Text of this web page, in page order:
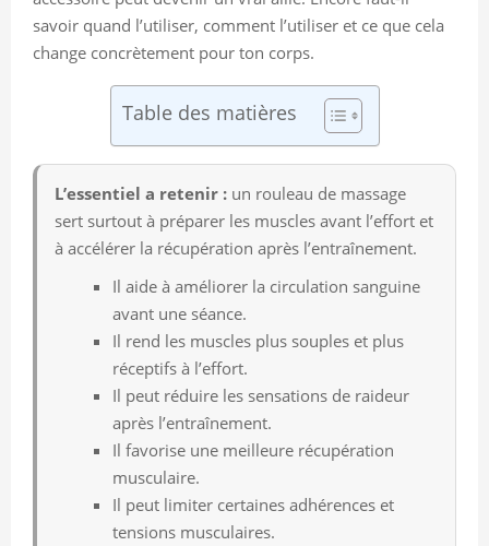
savoir quand l’utiliser, comment l’utiliser et ce que cela
change concrètement pour ton corps.
Table des matières
L’essentiel a retenir : un rouleau de massage
sert surtout à préparer les muscles avant l’effort et
à accélérer la récupération après l’entraînement.
Il aide à améliorer la circulation sanguine
avant une séance.
Il rend les muscles plus souples et plus
réceptifs à l’effort.
Il peut réduire les sensations de raideur
après l’entraînement.
Il favorise une meilleure récupération
musculaire.
Il peut limiter certaines adhérences et
tensions musculaires.